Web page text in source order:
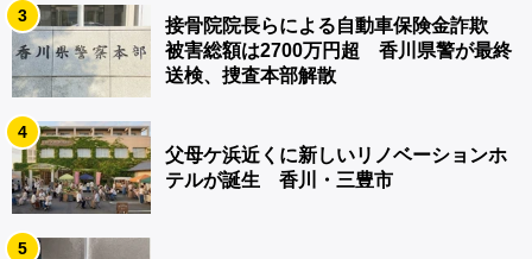
3
接骨院院長らによる自動車保険金詐欺
被害総額は2700万円超 香川県警が最終
送検、捜査本部解散
4
父母ケ浜近くに新しいリノベーションホ
テルが誕生 香川・三豊市
5